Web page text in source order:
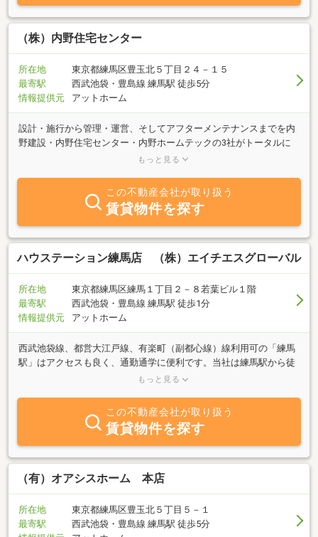
教えします。まずはお気軽にお問合せ下さい。親身になって対応さ
せて頂きます。皆様のご来店を心よりお待ちしております。
（株）内野住宅センター
所在地
東京都練馬区豊玉北５丁目２４－１５
最寄駅
西武池袋・豊島線 練馬駅 徒歩5分
情報提供元
アットホーム
設計・施行から管理・運営、そしてアフターメンテナンスまでを内
野建設・内野住宅センター・内野ホームテックの3社がトータルに
対応しているのが“安心の賃貸ライフ”をお過ごし戴ける秘訣です。
東武東上線を中心に城北、城西エリアに鉄骨鉄筋、及び鉄筋コンク
リートのマンションのみを約300棟6,5000戸管理しており、その1棟
1棟にお住まい戴いている方の立場に立ったきめ細やかな対応を心
掛け、快適な住環境をお届けしています。
もっと見る
この不動産会社が取り扱う
賃貸物件を探す
ハウステーション練馬店 （株）エイチエスグローバル
所在地
東京都練馬区練馬１丁目２－８若葉ビル１階
最寄駅
西武池袋・豊島線 練馬駅 徒歩1分
情報提供元
アットホーム
西武池袋線、都営大江戸線、有楽町（副都心線）線利用可の「練馬
駅」はアクセスも良く、通勤通学に便利です。当社は練馬駅から徒
歩1分。スタッフの殆どが練馬区に住み、練馬区に密着した業務を
ンシステムで、他社の掲載物件も全てお取り寄せしてまとめてご紹
介可能です。転勤や地方からのお部屋探しでなかなか時間が避けな
い方にも地域に根付いた情報を元にスピーディで安心な物件紹介を
させていただきます。お部屋探しのご条件・ご質問から、入居日交
渉など何なりとお問い合わせ下さい。初回費用や家賃交渉も頑張り
ます！
もっと見る
この不動産会社が取り扱う
賃貸物件を探す
（有）オアシスホーム 本店
所在地
東京都練馬区豊玉北５丁目５－１
最寄駅
西武池袋・豊島線 練馬駅 徒歩5分